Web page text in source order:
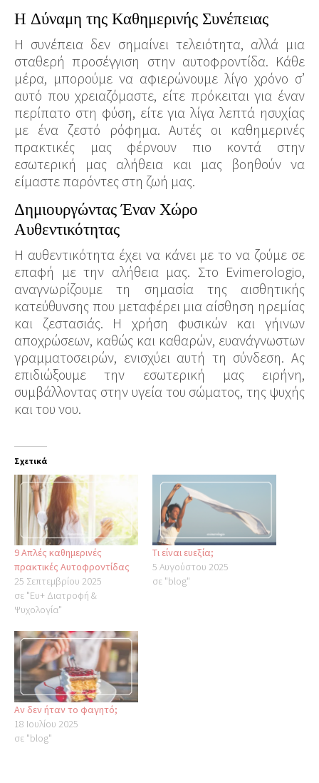
Η Δύναμη της Καθημερινής Συνέπειας
Η συνέπεια δεν σημαίνει τελειότητα, αλλά μια
σταθερή προσέγγιση στην αυτοφροντίδα. Κάθε
μέρα, μπορούμε να αφιερώνουμε λίγο χρόνο σ’
αυτό που χρειαζόμαστε, είτε πρόκειται για έναν
περίπατο στη φύση, είτε για λίγα λεπτά ησυχίας
με ένα ζεστό ρόφημα. Αυτές οι καθημερινές
πρακτικές μας φέρνουν πιο κοντά στην
εσωτερική μας αλήθεια και μας βοηθούν να
είμαστε παρόντες στη ζωή μας.
Δημιουργώντας Έναν Χώρο
Αυθεντικότητας
Η αυθεντικότητα έχει να κάνει με το να ζούμε σε
επαφή με την αλήθεια μας. Στο Evimerologio,
αναγνωρίζουμε τη σημασία της αισθητικής
κατεύθυνσης που μεταφέρει μια αίσθηση ηρεμίας
και ζεστασιάς. Η χρήση φυσικών και γήινων
αποχρώσεων, καθώς και καθαρών, ευανάγνωστων
γραμματοσειρών, ενισχύει αυτή τη σύνδεση. Ας
επιδιώξουμε την εσωτερική μας ειρήνη,
συμβάλλοντας στην υγεία του σώματος, της ψυχής
και του νου.
Σχετικά
9 Απλές καθημερινές
πρακτικές Αυτοφροντίδας
25 Σεπτεμβρίου 2025
σε "Ευ+ Διατροφή &
Ψυχολογία"
Τι είναι ευεξία;
5 Αυγούστου 2025
σε "blog"
Αν δεν ήταν το φαγητό;
18 Ιουλίου 2025
σε "blog"